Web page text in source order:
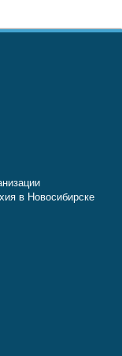
в Новосибирске